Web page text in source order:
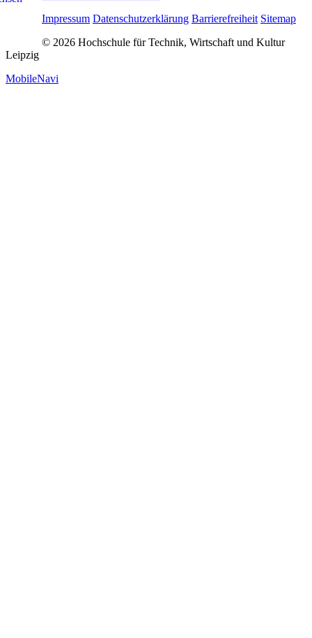
Impressum Datenschutzerklärung Barrierefreiheit Sitemap
© 2026 Hochschule für Technik, Wirtschaft und Kultur
Leipzig
MobileNavi